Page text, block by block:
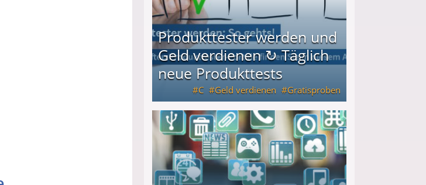
Produkttester werden und
Geld verdienen ↻ Täglich
neue Produkttests
C Geld verdienen Gratisproben
werden und Geld verdienen ↻ Täglich neue Produkttests